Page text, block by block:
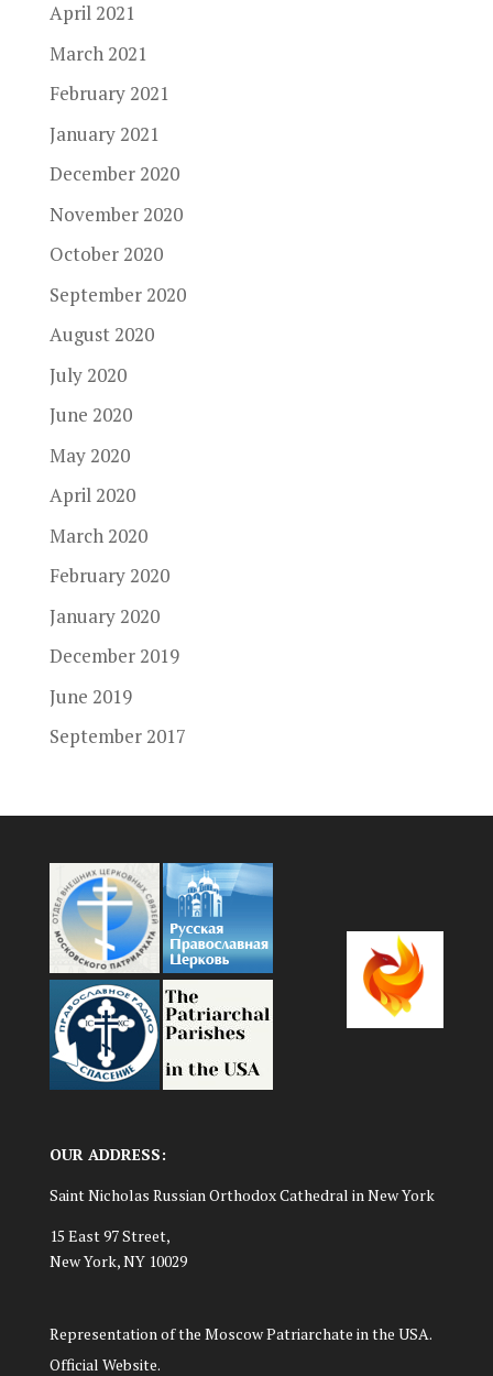
April 2021
March 2021
February 2021
January 2021
December 2020
November 2020
October 2020
September 2020
August 2020
July 2020
June 2020
May 2020
April 2020
March 2020
February 2020
January 2020
December 2019
June 2019
September 2017
OUR ADDRESS:
Saint Nicholas Russian Orthodox Cathedral in New York
15 East 97 Street,
New York, NY 10029
Representation of the Moscow Patriarchate in the USA.
Official Website.